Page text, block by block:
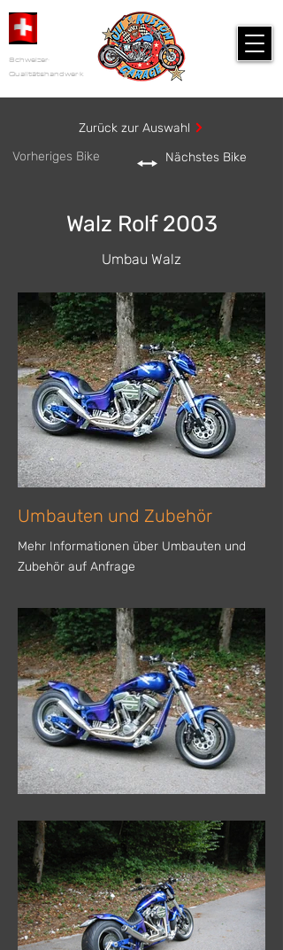
Schweizer
Qualitätshandwerk
Zurück zur Auswahl
Vorheriges Bike
Nächstes Bike
Walz Rolf 2003
Umbau Walz
Umbauten und Zubehör
Mehr Informationen über Umbauten und
Zubehör auf Anfrage